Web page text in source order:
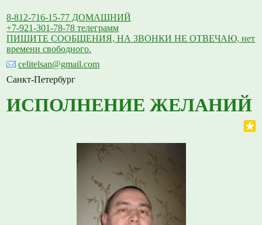
8-812-716-15-77 ДОМАШНИЙ
+7-921-301-78-78 телеграмм
ПИШИТЕ СООБЩЕНИЯ, НА ЗВОНКИ НЕ ОТВЕЧАЮ, нет
времени свободного.
celitelsan@gmail.com
Санкт-Петербург
ИСПОЛНЕНИЕ ЖЕЛАНИЙ